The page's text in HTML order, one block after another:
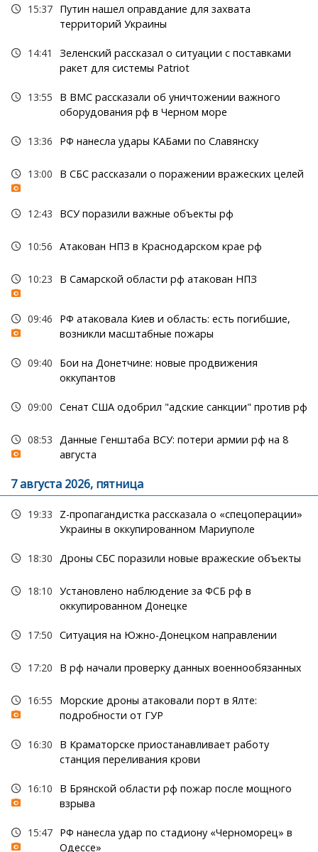
15:37 Путин нашел оправдание для захвата
территорий Украины
14:41
Зеленский рассказал о ситуации с поставками
ракет для системы Patriot
13:55
В ВМС рассказали об уничтожении важного
оборудования рф в Черном море
13:36 РФ нанесла удары КАБами по Славянску
13:00 В СБС рассказали о поражении вражеских целей
12:43 ВСУ поразили важные объекты рф
10:56 Атакован НПЗ в Краснодарском крае рф
10:23 В Самарской области рф атакован НПЗ
09:46
РФ атаковала Киев и область: есть погибшие,
возникли масштабные пожары
09:40
Бои на Донетчине: новые продвижения
оккупантов
09:00 Сенат США одобрил "адские санкции" против рф
08:53 Данные Генштаба ВСУ: потери армии рф на 8
августа
7 августа 2026, пятница
19:33
Z-пропагандистка рассказала о «спецоперации»
Украины в оккупированном Мариуполе
18:30 Дроны СБС поразили новые вражеские объекты
18:10 Установлено наблюдение за ФСБ рф в
оккупированном Донецке
17:50 Ситуация на Южно-Донецком направлении
17:20 В рф начали проверку данных военнообязанных
16:55
Морские дроны атаковали порт в Ялте:
подробности от ГУР
16:30
В Краматорске приостанавливает работу
станция переливания крови
16:10
В Брянской области рф пожар после мощного
взрыва
15:47 РФ нанесла удар по стадиону «Черноморец» в
Одессе»